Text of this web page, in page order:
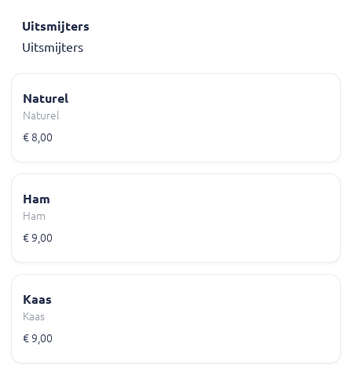
Uitsmijters
Uitsmijters
Naturel
Naturel
€ 8,00
Ham
Ham
€ 9,00
Kaas
Kaas
€ 9,00